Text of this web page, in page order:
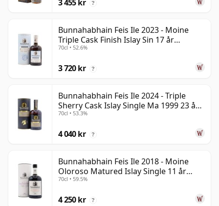
3 455 kr ?
Bunnahabhain Feis Ile 2023 - Moine
Triple Cask Finish Islay Sin 17 år
gammal
70cl • 52.6%
3 720 kr ?
Bunnahabhain Feis Ile 2024 - Triple
Sherry Cask Islay Single Ma 1999 23 år
gammal
70cl • 53.3%
4 040 kr ?
Bunnahabhain Feis Ile 2018 - Moine
Oloroso Matured Islay Single 11 år
gammal
70cl • 59.5%
4 250 kr ?